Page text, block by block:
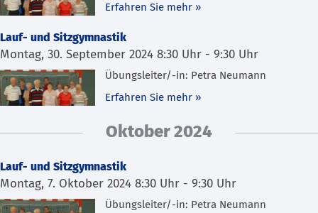
Erfahren Sie mehr »
Lauf- und Sitzgymnastik
Montag, 30. September 2024 8:30 Uhr - 9:30 Uhr
Übungsleiter/-in: Petra Neumann
Erfahren Sie mehr »
Oktober 2024
Lauf- und Sitzgymnastik
Montag, 7. Oktober 2024 8:30 Uhr - 9:30 Uhr
Übungsleiter/-in: Petra Neumann